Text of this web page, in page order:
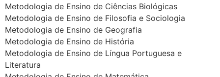
Metodologia de Ensino de Ciências Biológicas
Metodologia de Ensino de Filosofia e Sociologia
Metodologia de Ensino de Geografia
Metodologia de Ensino de História
Metodologia de Ensino de Língua Portuguesa e
Literatura